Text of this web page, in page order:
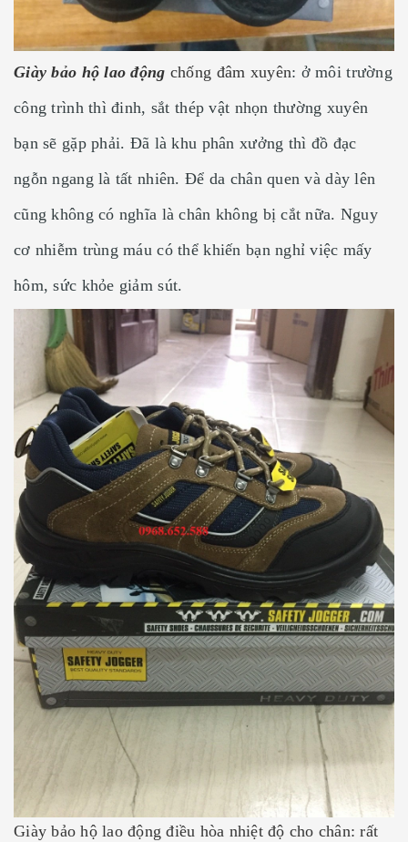
Giày bảo hộ lao động chống đâm xuyên: ở môi trường
công trình thì đinh, sắt thép vật nhọn thường xuyên
bạn sẽ gặp phải. Đã là khu phân xưởng thì đồ đạc
ngỗn ngang là tất nhiên. Để da chân quen và dày lên
cũng không có nghĩa là chân không bị cắt nữa. Nguy
cơ nhiễm trùng máu có thể khiến bạn nghỉ việc mấy
hôm, sức khỏe giảm sút.
Giày bảo hộ lao động điều hòa nhiệt độ cho chân: rất